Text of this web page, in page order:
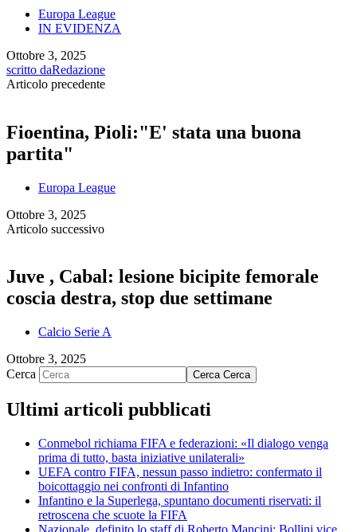
Europa League
IN EVIDENZA
Ottobre 3, 2025
scritto daRedazione
Articolo precedente
Fioentina, Pioli:"E' stata una buona
partita"
Europa League
Ottobre 3, 2025
Articolo successivo
Juve , Cabal: lesione bicipite femorale
coscia destra, stop due settimane
Calcio Serie A
Ottobre 3, 2025
Cerca
Cerca Cerca
Ultimi articoli pubblicati
Conmebol richiama FIFA e federazioni: «Il dialogo venga
prima di tutto, basta iniziative unilaterali»
UEFA contro FIFA, nessun passo indietro: confermato il
boicottaggio nei confronti di Infantino
Infantino e la Superlega, spuntano documenti riservati: il
retroscena che scuote la FIFA